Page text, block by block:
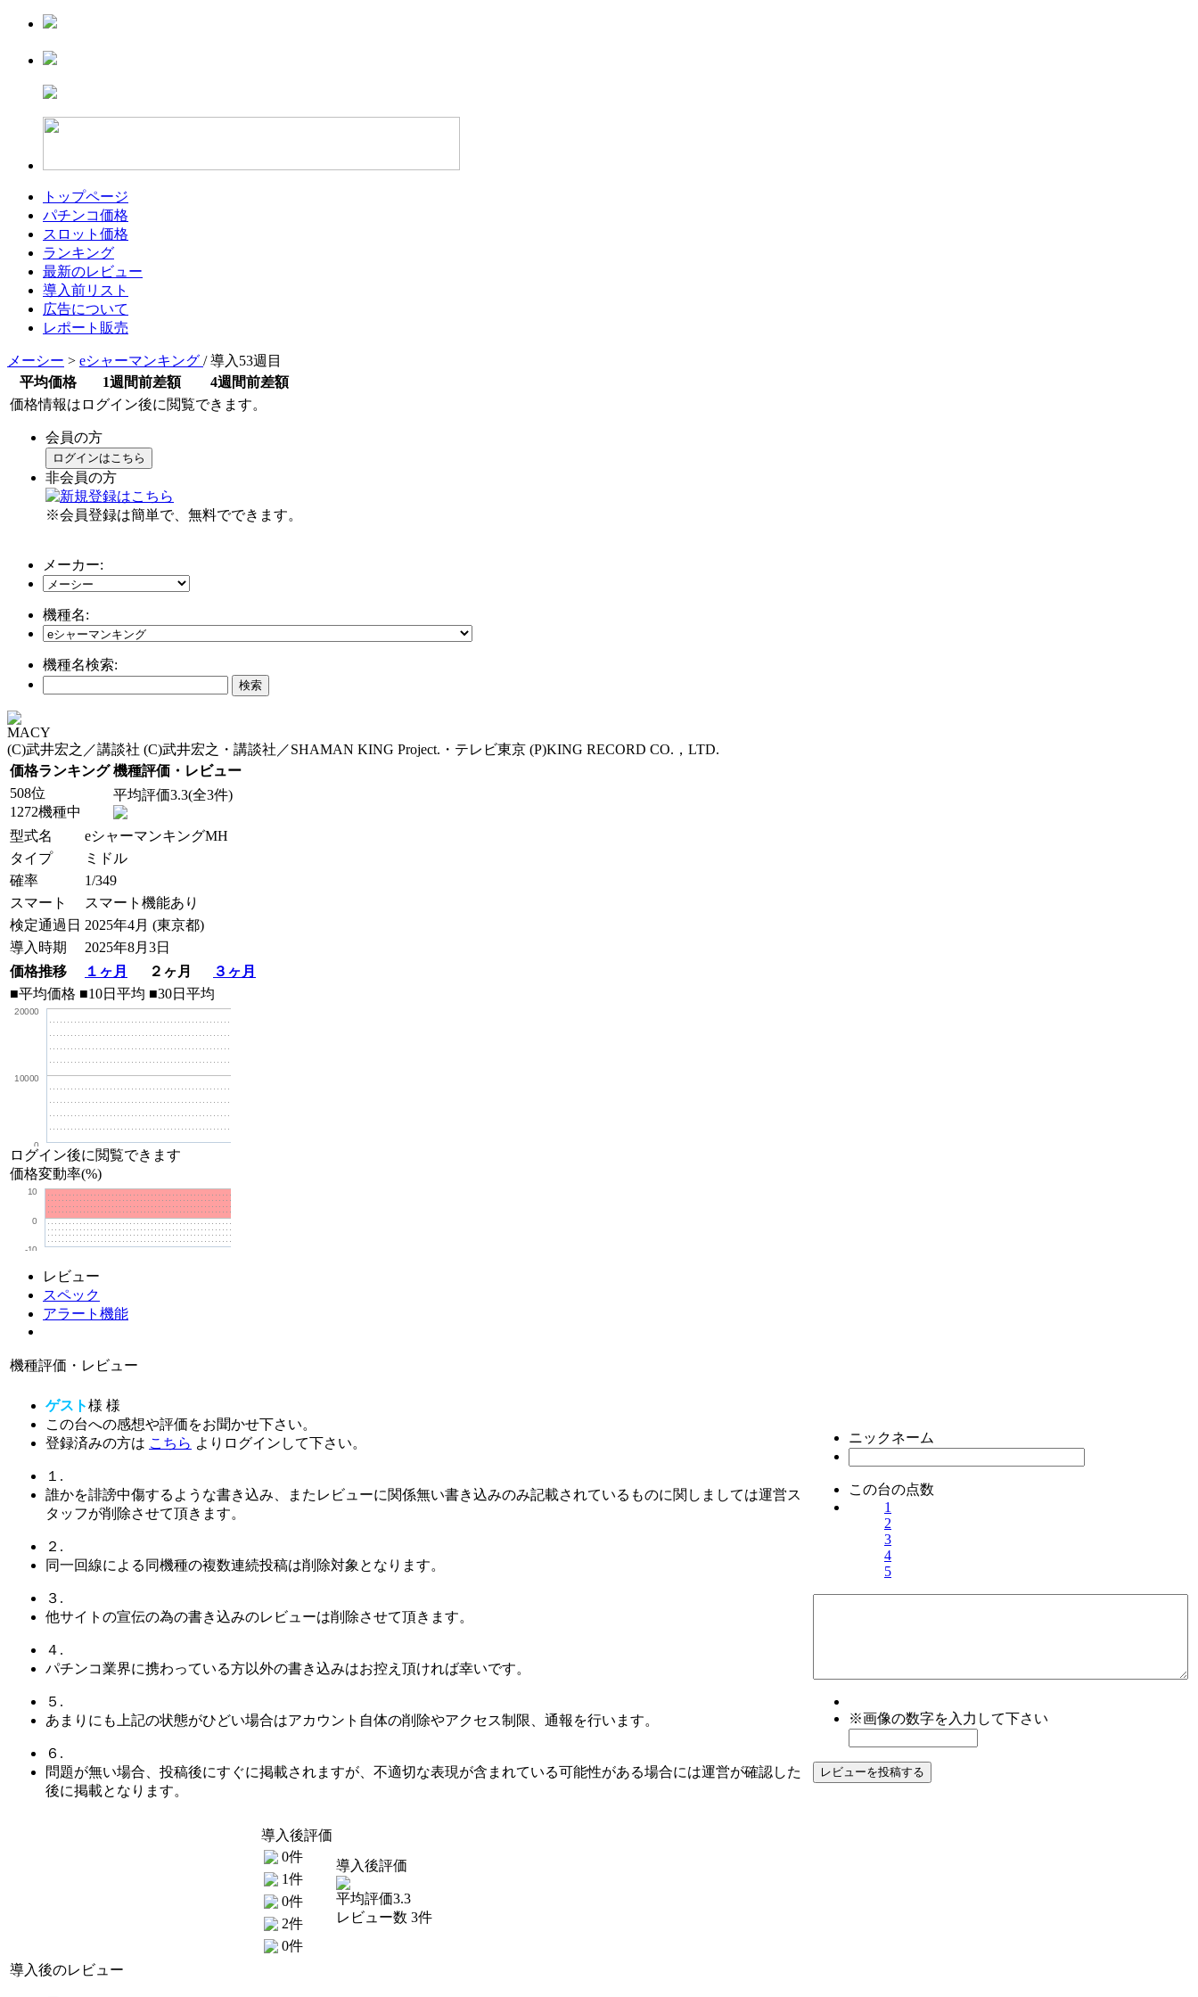
トップページ
パチンコ価格
スロット価格
ランキング
最新のレビュー
導入前リスト
広告について
レポート販売
メーシー > eシャーマンキング / 導入53週目
平均価格
1週間前差額
4週間前差額
価格情報はログイン後に閲覧できます。
会員の方
ログインはこちら
非会員の方
※会員登録は簡単で、無料でできます。
メーカー:
機種名:
機種名検索:
MACY
(C)武井宏之／講談社 (C)武井宏之・講談社／SHAMAN KING Project.・テレビ東京 (P)KING RECORD CO.，LTD.
価格ランキング 機種評価・レビュー
508位
1272機種中
平均評価3.3(全3件)
型式名
eシャーマンキングMH
タイプ
ミドル
確率
1/349
スマート
スマート機能あり
検定通過日 2025年4月 (東京都)
導入時期
2025年8月3日
価格推移
１ヶ月 ２ヶ月
３ヶ月
■平均価格 ■10日平均 ■30日平均
0
10000
20000
ログイン後に閲覧できます
価格変動率(%)
-10
0
10
レビュー
スペック
アラート機能
機種評価・レビュー
ゲスト様 様
この台への感想や評価をお聞かせ下さい。
登録済みの方は こちら よりログインして下さい。
１.
誰かを誹謗中傷するような書き込み、またレビューに関係無い書き込みのみ記載されているものに関しましては運営ス
タッフが削除させて頂きます。
２.
同一回線による同機種の複数連続投稿は削除対象となります。
３.
他サイトの宣伝の為の書き込みのレビューは削除させて頂きます。
４.
パチンコ業界に携わっている方以外の書き込みはお控え頂ければ幸いです。
５.
あまりにも上記の状態がひどい場合はアカウント自体の削除やアクセス制限、通報を行います。
６.
問題が無い場合、投稿後にすぐに掲載されますが、不適切な表現が含まれている可能性がある場合には運営が確認した
後に掲載となります。
ニックネーム
この台の点数
1
2
3
4
5
※画像の数字を入力して下さい
導入後評価
0件
1件
0件
2件
0件
導入後評価
平均評価3.3
レビュー数 3件
導入後のレビュー